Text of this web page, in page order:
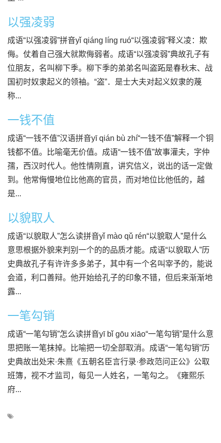
以强凌弱
成语“以强凌弱”拼音yǐ qiáng líng ruó“以强凌弱”释义凌：欺
侮。仗着自己强大就欺侮弱者。成语“以强凌弱”典故孔子有
位朋友，名叫柳下季。柳下季的弟弟名叫盗跖是春秋末、战
国初时奴隶起义的领袖。“盗”．是士大夫对起义奴隶的蔑
称...
一钱不值
成语“一钱不值”汉语拼音yī qián bù zhí“一钱不值”解释一个铜
钱都不值。比喻毫无价值。成语“一钱不值”故事灌夫，字仲
孺，西汉时代人。他性情刚直，讲究信义，说出的话一定做
到。他常侮慢地位比他高的官员，而对地位比他低的，越
是...
以貌取人
成语“以貌取人”怎么读拼音yǐ mào qǔ rén“以貌取人”是什么
意思根据外貌来判别一个的的品质才能。成语“以貌取人”历
史典故孔子有许许多多弟子，其中有一个名叫宰予的，能说
会道，利口善辩。他开始给孔子的印象不错，但后来渐渐地
露...
一笔勾销
成语“一笔勾销”怎么读拼音yī bǐ gōu xiāo“一笔勾销”是什么意
思把账一笔抹掉。比喻把一切全部取消。成语“一笔勾销”历
史典故出处宋·朱熹《五朝名臣言行录·参政范问正公》公取
班簿，视不才监司，每见一人姓名，一笔勾之。《雍熙乐
府...